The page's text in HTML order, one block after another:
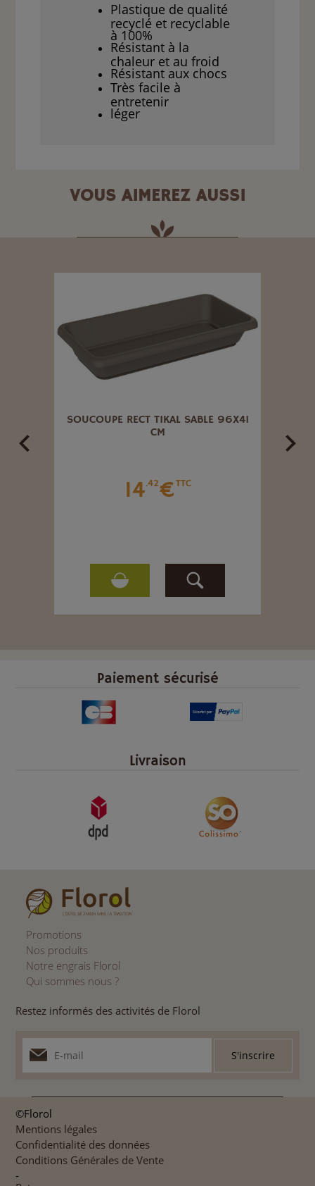
Plastique de qualité
recyclé et recyclable
à 100%
Résistant à la
chaleur et au froid
Résistant aux chocs
Très facile à
entretenir
léger
VOUS AIMEREZ AUSSI
SOUCOUPE RECT TIKAL SABLE 96X41
CM
14.42€TTC
Paiement sécurisé
Livraison
Promotions
Nos produits
Notre engrais Florol
Qui sommes nous ?
Restez informés des activités de Florol
©Florol
Mentions légales
Confidentialité des données
Conditions Générales de Vente
-